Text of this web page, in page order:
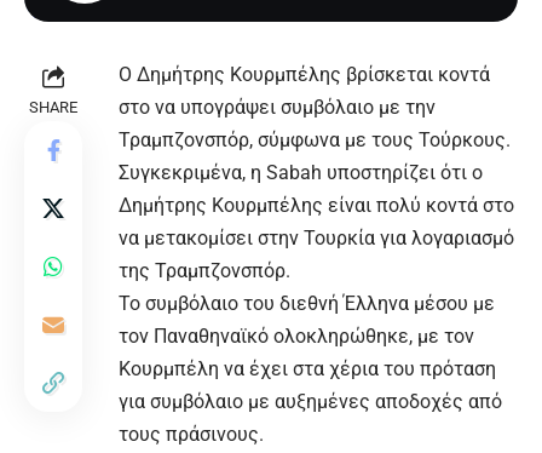
SHARE
Ο Δημήτρης Κουρμπέλης βρίσκεται κοντά
στο να υπογράψει συμβόλαιο με την
Τραμπζονσπόρ, σύμφωνα με τους Τούρκους.
Συγκεκριμένα, η Sabah υποστηρίζει ότι ο
Δημήτρης Κουρμπέλης είναι πολύ κοντά στο
να μετακομίσει στην Τουρκία για λογαριασμό
της Τραμπζονσπόρ.
Το συμβόλαιο του διεθνή Έλληνα μέσου με
τον Παναθηναϊκό ολοκληρώθηκε, με τον
Κουρμπέλη να έχει στα χέρια του πρόταση
για συμβόλαιο με αυξημένες αποδοχές από
τους πράσινους.